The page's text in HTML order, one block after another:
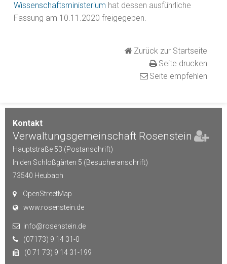
Kontakt
Verwaltungsgemeinschaft Rosenstein
Hauptstraße 53 (Postanschrift)
In den Schloßgärten 5 (Besucheranschrift)
73540 Heubach
OpenStreetMap
www.rosenstein.de
info@rosenstein.de
(07173) 9 14 31-0
(0 71 73) 9 14 31-199
Wissenschaftsministerium hat dessen ausführliche
Fassung am 10.11.2020 freigegeben.
Zurück zur Startseite
Seite drucken
Seite empfehlen